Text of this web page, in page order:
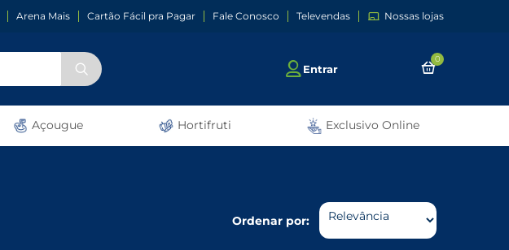
Arena Mais Cartão Fácil pra Pagar Fale Conosco Televendas Nossas lojas
Entrar
0
Açougue Hortifruti Exclusivo Online
Ordenar por: